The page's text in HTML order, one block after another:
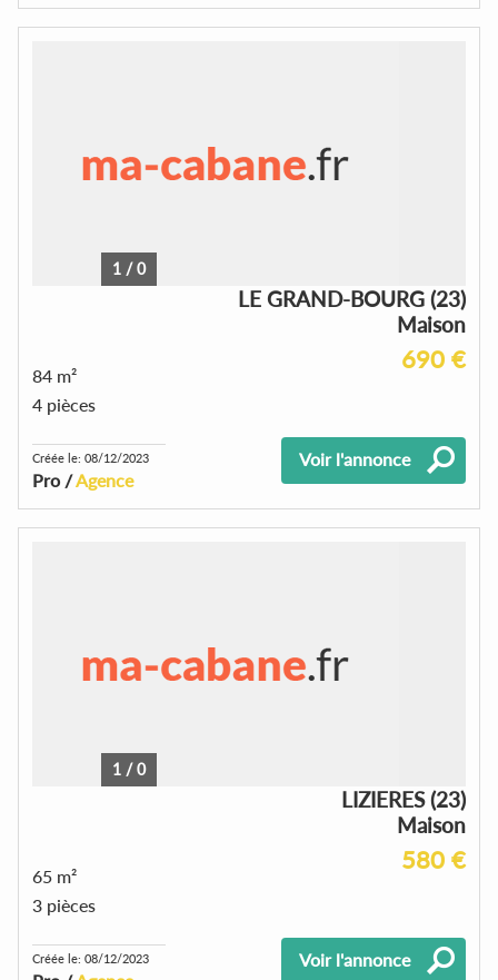
1 /0
LE GRAND-BOURG (23)
Maison
690 €
84 m²
4 pièces
Créée le: 08/12/2023
Pro /Agence
Voir l'annonce
1 /0
LIZIERES (23)
Maison
580 €
65 m²
3 pièces
Créée le: 08/12/2023 Voir l'annonce